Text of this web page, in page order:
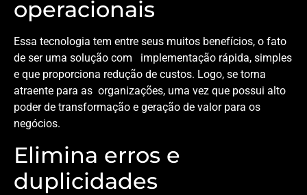
operacionais
Essa tecnologia tem entre seus muitos benefícios, o fato
de ser uma solução com implementação rápida, simples
e que proporciona redução de custos. Logo, se torna
atraente para as organizações, uma vez que possui alto
poder de transformação e geração de valor para os
negócios.
Elimina erros e
duplicidades